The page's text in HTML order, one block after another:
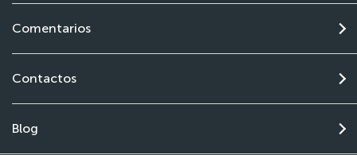
Comentarios
Contactos
Blog